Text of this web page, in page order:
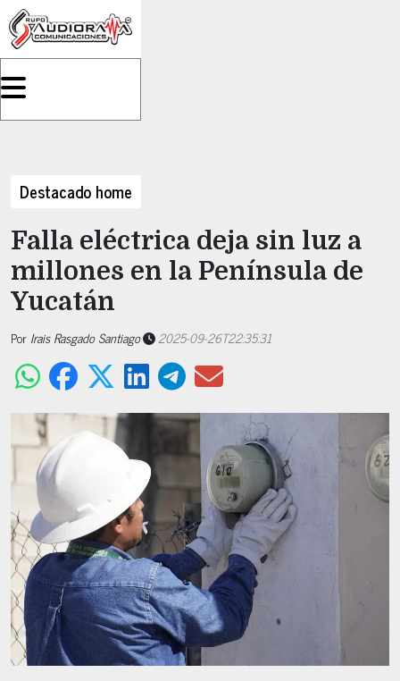
Destacado home
Falla eléctrica deja sin luz a
millones en la Península de
Yucatán
Por Irais Rasgado Santiago 2025-09-26T22:35:31